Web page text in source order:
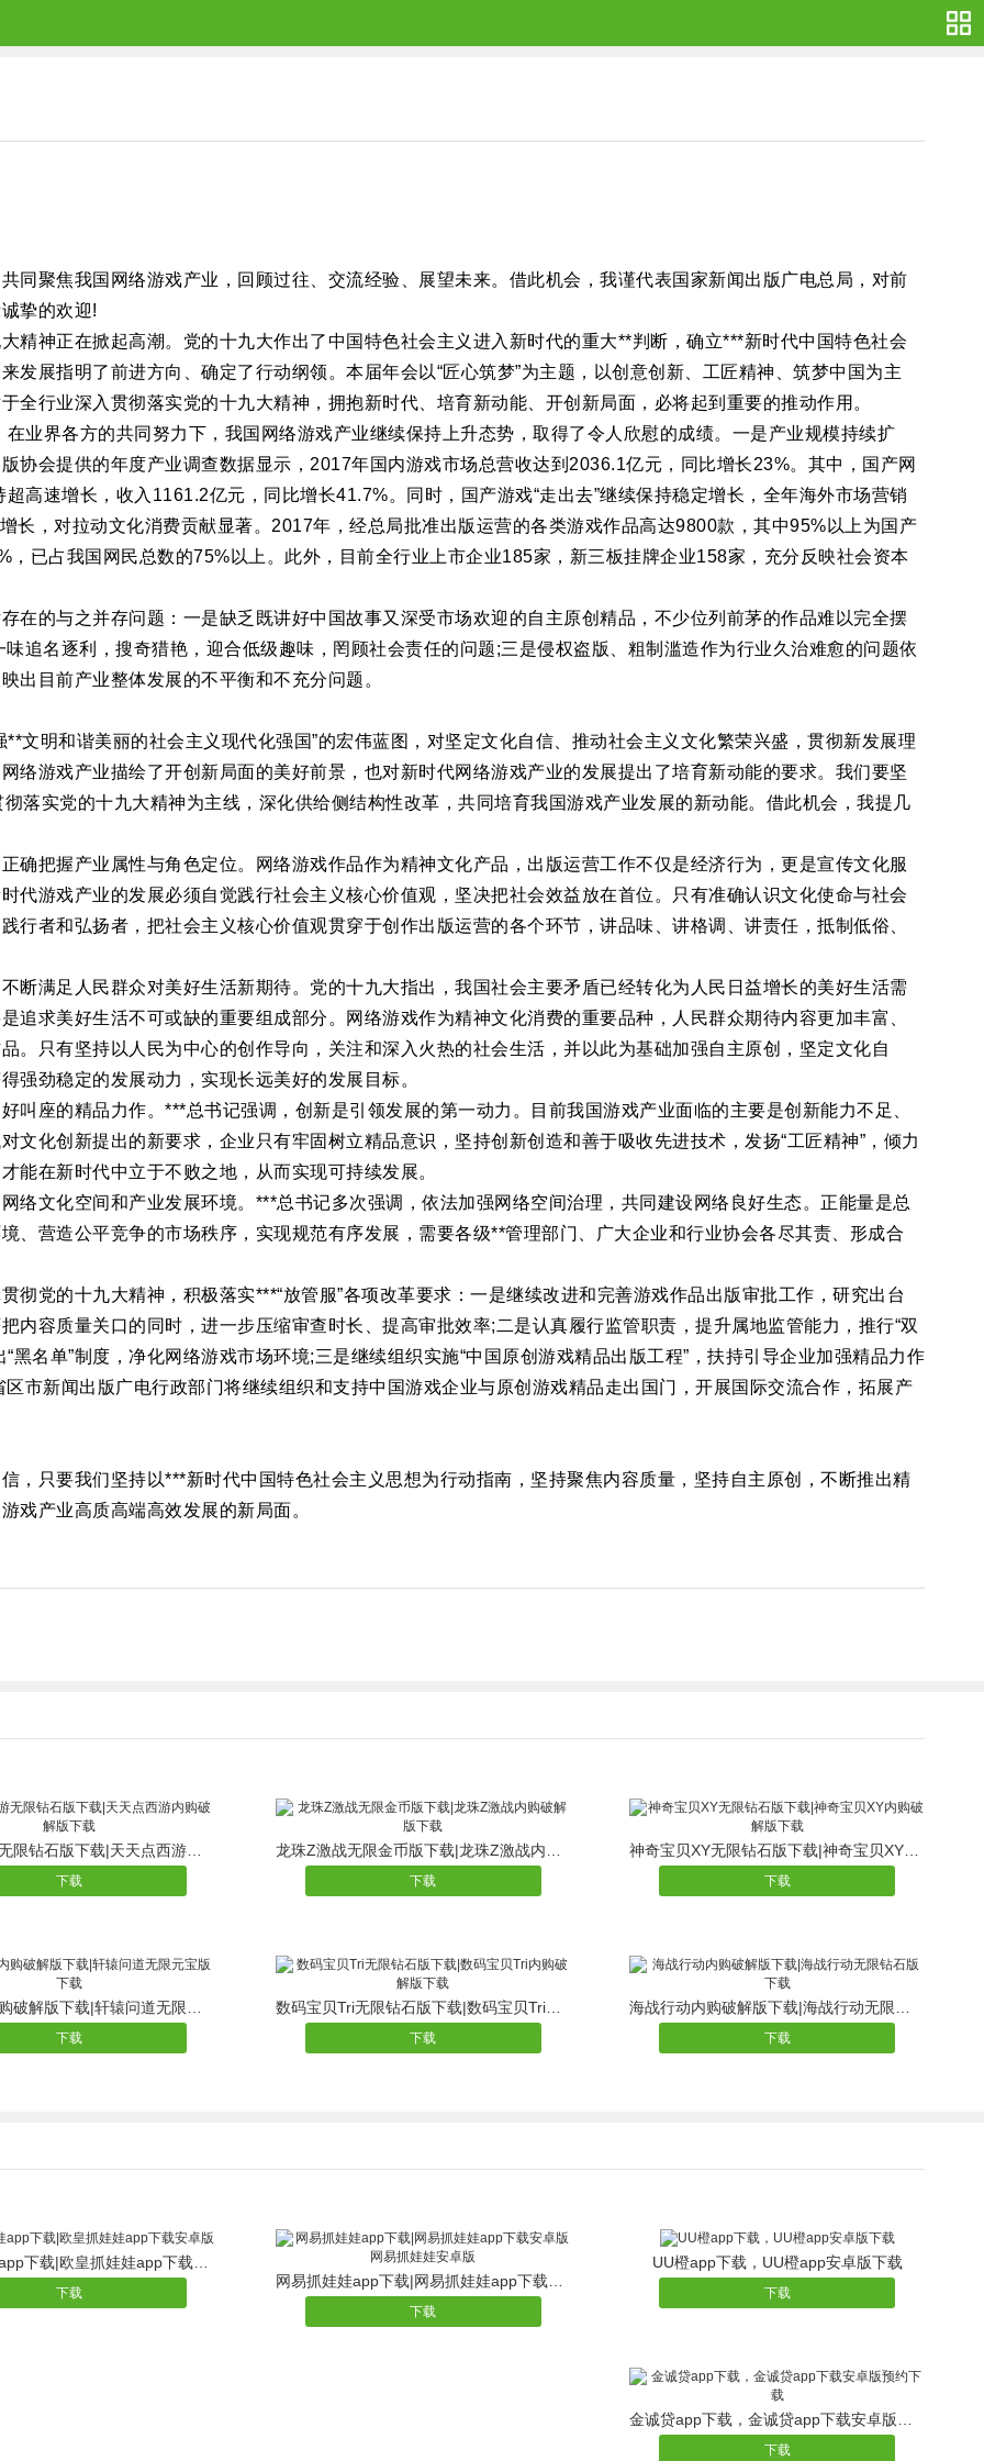
同聚焦我国网络游戏产业，回顾过往、交流经验、展望未来。借此机会，我谨代表国家新闻出版广电总局，对前
挚的欢迎!
精神正在掀起高潮。党的十九大作出了中国特色社会主义进入新时代的重大**判断，确立***新时代中国特色社会
发展指明了前进方向、确定了行动纲领。本届年会以“匠心筑梦”为主题，以创意创新、工匠精神、筑梦中国为主
全行业深入贯彻落实党的十九大精神，拥抱新时代、培育新动能、开创新局面，必将起到重要的推动作用。
业界各方的共同努力下，我国网络游戏产业继续保持上升态势，取得了令人欣慰的成绩。一是产业规模持续扩
协会提供的年度产业调查数据显示，2017年国内游戏市场总营收达到2036.1亿元，同比增长23%。其中，国产网
高速增长，收入1161.2亿元，同比增长41.7%。同时，国产游戏“走出去”继续保持稳定增长，全年海外市场营销
长，对拉动文化消费贡献显著。2017年，经总局批准出版运营的各类游戏作品高达9800款，其中95%以上为国产
已占我国网民总数的75%以上。此外，目前全行业上市企业185家，新三板挂牌企业158家，充分反映社会资本
在的与之并存问题：一是缺乏既讲好中国故事又深受市场欢迎的自主原创精品，不少位列前茅的作品难以完全摆
追名逐利，搜奇猎艳，迎合低级趣味，罔顾社会责任的问题;三是侵权盗版、粗制滥造作为行业久治难愈的问题依
出目前产业整体发展的不平衡和不充分问题。
文明和谐美丽的社会主义现代化强国”的宏伟蓝图，对坚定文化自信、推动社会主义文化繁荣兴盛，贯彻新发展理
络游戏产业描绘了开创新局面的美好前景，也对新时代网络游戏产业的发展提出了培育新动能的要求。我们要坚
落实党的十九大精神为主线，深化供给侧结构性改革，共同培育我国游戏产业发展的新动能。借此机会，我提几
确把握产业属性与角色定位。网络游戏作品作为精神文化产品，出版运营工作不仅是经济行为，更是宣传文化服
代游戏产业的发展必须自觉践行社会主义核心价值观，坚决把社会效益放在首位。只有准确认识文化使命与社会
行者和弘扬者，把社会主义核心价值观贯穿于创作出版运营的各个环节，讲品味、讲格调、讲责任，抵制低俗、
断满足人民群众对美好生活新期待。党的十九大指出，我国社会主要矛盾已经转化为人民日益增长的美好生活需
追求美好生活不可或缺的重要组成部分。网络游戏作为精神文化消费的重要品种，人民群众期待内容更加丰富、
。只有坚持以人民为中心的创作导向，关注和深入火热的社会生活，并以此为基础加强自主原创，坚定文化自
强劲稳定的发展动力，实现长远美好的发展目标。
叫座的精品力作。***总书记强调，创新是引领发展的第一动力。目前我国游戏产业面临的主要是创新能力不足、
文化创新提出的新要求，企业只有牢固树立精品意识，坚持创新创造和善于吸收先进技术，发扬“工匠精神”，倾力
能在新时代中立于不败之地，从而实现可持续发展。
络文化空间和产业发展环境。***总书记多次强调，依法加强网络空间治理，共同建设网络良好生态。正能量是总
、营造公平竞争的市场秩序，实现规范有序发展，需要各级**管理部门、广大企业和行业协会各尽其责、形成合
彻党的十九大精神，积极落实***“放管服”各项改革要求：一是继续改进和完善游戏作品出版审批工作，研究出台
内容质量关口的同时，进一步压缩审查时长、提高审批效率;二是认真履行监管职责，提升属地监管能力，推行“双
黑名单”制度，净化网络游戏市场环境;三是继续组织实施“中国原创游戏精品出版工程”，扶持引导企业加强精品力作
市新闻出版广电行政部门将继续组织和支持中国游戏企业与原创游戏精品走出国门，开展国际交流合作，拓展产
，只要我们坚持以***新时代中国特色社会主义思想为行动指南，坚持聚焦内容质量，坚持自主原创，不断推出精
戏产业高质高端高效发展的新局面。
下载 下载 下载
下载
数码宝贝Tri无限钻石版下载|数码宝贝Tri内购破解版下载
下载 下载
下载
下载
UU橙app下载，UU橙app安卓版下载
下载
下载